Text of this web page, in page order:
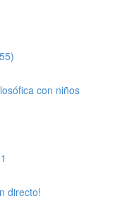
con niños
directo!